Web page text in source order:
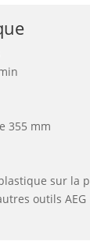
355 mm
sur la
outils AEG